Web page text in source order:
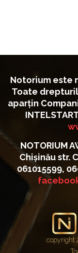
Notorium este
Toate
aparțin
NOTORIUM
Chișinău str.
061015599,
copyright